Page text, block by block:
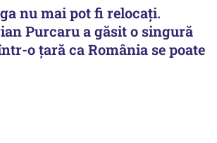
nu mai pot fi relocați.
Purcaru a găsit o singură
o țară ca România se poate